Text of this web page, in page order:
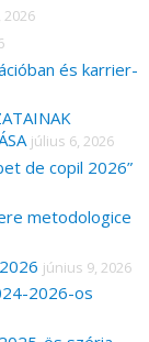
2026
és karrier-
július 6, 2026
de copil 2026”
metodologice
június 9, 2026
2026-os